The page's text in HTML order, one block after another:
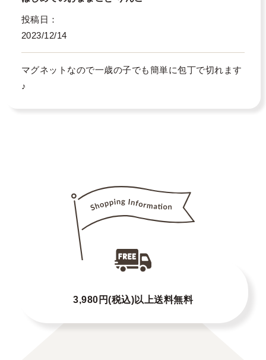
投稿日
2023/12/14
マグネットなので一歳の子でも簡単に包丁で切れます
♪
3,980円(税込)以上送料無料